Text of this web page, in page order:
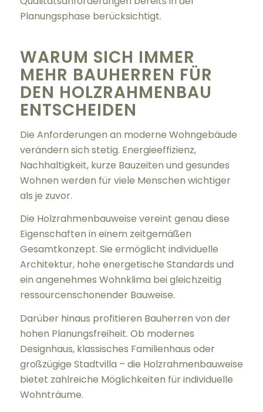
Planungsphase berücksichtigt.
WARUM SICH IMMER
MEHR BAUHERREN FÜR
DEN HOLZRAHMENBAU
ENTSCHEIDEN
Die Anforderungen an moderne Wohngebäude
verändern sich stetig. Energieeffizienz,
Nachhaltigkeit, kurze Bauzeiten und gesundes
Wohnen werden für viele Menschen wichtiger
als je zuvor.
Die Holzrahmenbauweise vereint genau diese
Eigenschaften in einem zeitgemäßen
Gesamtkonzept. Sie ermöglicht individuelle
Architektur, hohe energetische Standards und
ein angenehmes Wohnklima bei gleichzeitig
ressourcenschonender Bauweise.
Darüber hinaus profitieren Bauherren von der
hohen Planungsfreiheit. Ob modernes
Designhaus, klassisches Familienhaus oder
großzügige Stadtvilla – die Holzrahmenbauweise
bietet zahlreiche Möglichkeiten für individuelle
Wohnträume.